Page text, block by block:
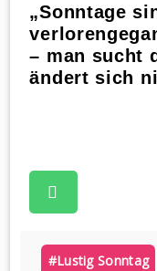
„Sonntage
– man sucht
ändert sich
#lustig Sonntag